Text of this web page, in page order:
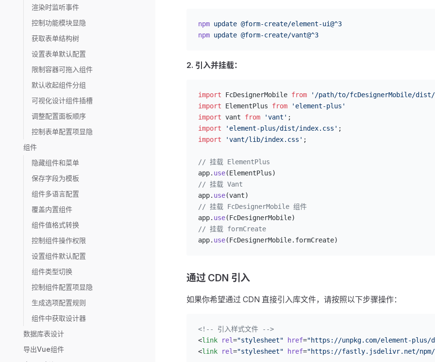
渲染时监听事件
控制功能模块显隐
获取表单结构树
设置表单默认配置
限制容器可拖入组件
默认收起组件分组
可视化设计组件插槽
调整配置面板顺序
控制表单配置项显隐
组件
隐藏组件和菜单
保存字段为模板
组件多语言配置
覆盖内置组件
组件值格式转换
控制组件操作权限
设置组件默认配置
组件类型切换
控制组件配置项显隐
生成选项配置规则
组件中获取设计器
数据库表设计
导出Vue组件
npm update @form-create/element-ui@^3
npm update @form-create/vant@^3
2. 引入并挂载：
import FcDesignerMobile from '/path/to/fcDesignerMobile/
import ElementPlus from 'element-plus'
import vant from 'vant' ;
import 'element-plus/dist/index.css' ;
import 'vant/lib/index.css' ;
// 挂载 ElementPlus
app. use(ElementPlus)
// 挂载 Vant
app. use(vant)
// 挂载 FcDesignerMobile 组件
app. use(FcDesignerMobile)
// 挂载 formCreate
app. use(FcDesignerMobile.formCreate)
通过 CDN 引入
如果你希望通过 CDN 直接引入库文件，请按照以下步骤操作：
<!-- 引入样式文件 -->
<link rel="stylesheet" href="https://unpkg.com/element-
<link rel="stylesheet" href="https://fastly.jsdelivr.net/npm/